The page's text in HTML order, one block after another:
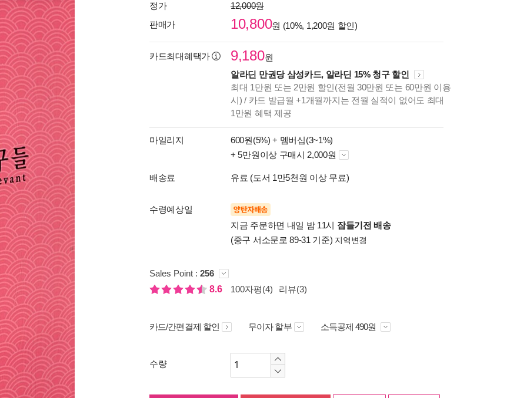
정가
12,000원
판매가
10,800원 (10%, 1,200원 할인)
카드최대혜택가 9,180원
알라딘 만권당 삼성카드, 알라딘 15% 청구 할인
최대 1만원 또는 2만원 할인(전월 30만원 또는 60만원 이용
시) / 카드 발급월 +1개월까지는 전월 실적이 없어도 최대
1만원 혜택 제공
마일리지 600원(5%) + 멤버십(3~1%)
+ 5만원이상 구매시 2,000원
배송료 유료 (도서 1만5천원 이상 무료)
수령예상일 양탄자배송
지금 주문하면 내일 밤 11시 잠들기전 배송
(중구 서소문로 89-31 기준) 지역변경
Sales Point : 256
8.6
100자평(4) 리뷰(3)
카드/간편결제 할인 무이자 할부 소득공제 490원
수량